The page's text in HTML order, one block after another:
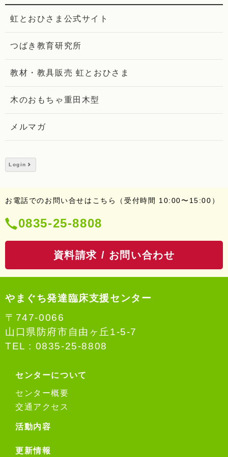
虹とおひさま公式サイト
つばき教育研究所
教材・教具販売 虹とおひさま
木のおもちゃ重田木型
メルマガ
Login
お電話でのお問い合せはこちら（受付時間 10:00〜15:00）
電
番
号：
0835-25-8808
資料請求 / お問い合わせ
やまぐち発達臨床支援センター
〒747-0066
山口県防府市自由ヶ丘1-5-7
TEL : 0835-25-8808
センターについて
センター概要
交通アクセス
活動内容
更新情報